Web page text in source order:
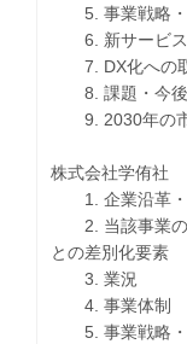
5. 事業戦略・
6. 新サービス
7. DX化への取
8. 課題・今後
9. 2030年の市
株式会社学侑社
1. 企業沿革・
2. 当該事業の
との差別化要素
3. 業況
4. 事業体制
5. 事業戦略・